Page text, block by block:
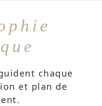
chaque
et plan de